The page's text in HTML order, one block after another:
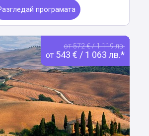
програмата
от 572 € / 1 119 лв.
от 543 € / 1 063 лв.*